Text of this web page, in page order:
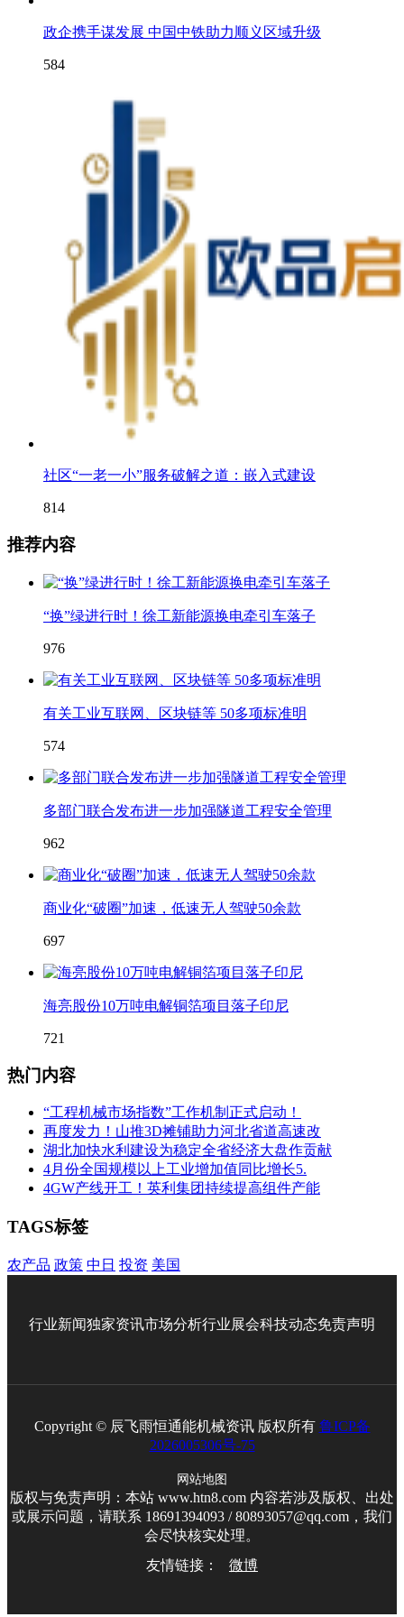
政企携手谋发展 中国中铁助力顺义区域升级
584
社区“一老一小”服务破解之道：嵌入式建设
814
推荐内容
“换”绿进行时！徐工新能源换电牵引车落子
976
有关工业互联网、区块链等 50多项标准明
574
多部门联合发布进一步加强隧道工程安全管理
962
商业化“破圈”加速，低速无人驾驶50余款
697
海亮股份10万吨电解铜箔项目落子印尼
721
热门内容
“工程机械市场指数”工作机制正式启动！
再度发力！山推3D摊铺助力河北省道高速改
湖北加快水利建设为稳定全省经济大盘作贡献
4月份全国规模以上工业增加值同比增长5.
4GW产线开工！英利集团持续提高组件产能
TAGS标签
农产品 政策 中日 投资 美国
行业新闻独家资讯市场分析行业展会科技动态免责声明
Copyright © 辰飞雨恒通能机械资讯 版权所有 鲁ICP备
2026005306号-75
网站地图
版权与免责声明：本站 www.htn8.com 内容若涉及版权、出处
或展示问题，请联系 18691394093 / 80893057@qq.com，我们
会尽快核实处理。
友情链接：
微博